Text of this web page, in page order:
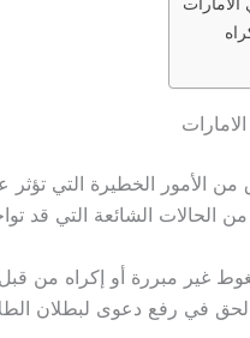
من الأمور الخطيرة التي
الحالات الشائعة التي قد
غير مبررة أو إكراه من قبل
في رفع دعوى لبطلان